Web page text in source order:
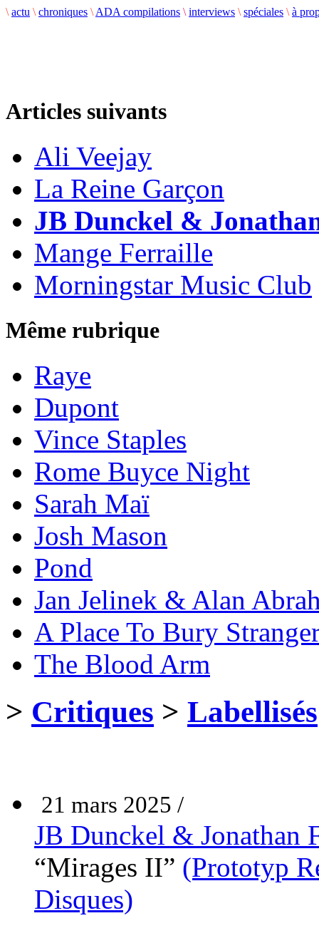
\ actu \ chroniques \ ADA compilations \ interviews \ spéciales \ à
Articles suivants
Ali Veejay
La Reine Garçon
JB Dunckel &
Mange Ferraille
Morningstar Music Club
Même rubrique
Raye
Dupont
Vince Staples
Rome Buyce Night
Sarah Maï
Josh Mason
Pond
Jan Jelinek & Alan
A Place To Bury
The Blood Arm
> Critiques > Labellisés
21 mars 2025 /
JB Dunckel & Jonathan
“Mirages II” (Prototyp
Disques)